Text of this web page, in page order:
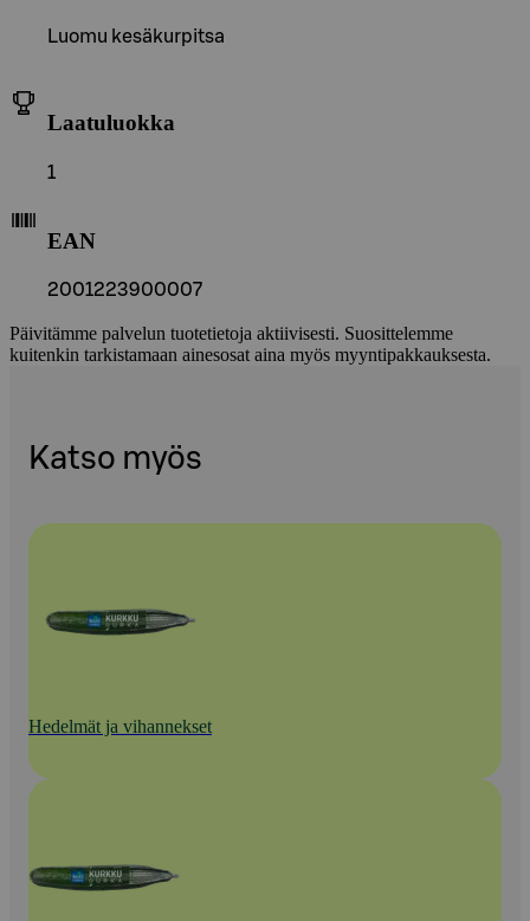
Luomu kesäkurpitsa
Laatuluokka
1
EAN
2001223900007
Päivitämme palvelun tuotetietoja aktiivisesti. Suosittelemme
kuitenkin tarkistamaan ainesosat aina myös myyntipakkauksesta.
Katso myös
Hedelmät ja vihannekset